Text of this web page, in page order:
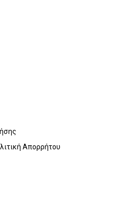
Απορρήτου